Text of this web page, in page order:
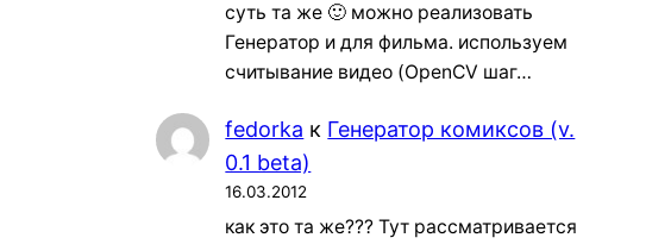
суть та же 🙂 можно реализовать
Генератор и для фильма. используем
считывание видео (OpenCV шаг…
fedorka к Генератор комиксов (v.
0.1 beta)
16.03.2012
как это та же??? Тут рассматривается